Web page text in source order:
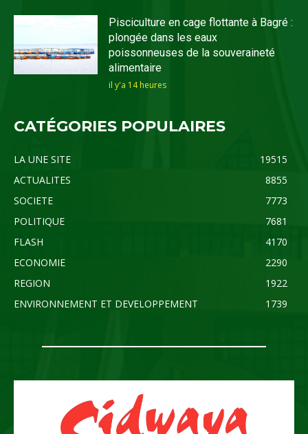
Pisciculture en cage flottante à Bagré :
plongée dans les eaux
poissonneuses de la souveraineté
alimentaire
il y'a 14 heures
CATÉGORIES POPULAIRES
LA UNE SITE
19515
ACTUALITES
8855
SOCIETE
7773
POLITIQUE
7681
FLASH
4170
ECONOMIE
2290
REGION
1922
ENVIRONNEMENT ET DEVELOPPEMENT
1739